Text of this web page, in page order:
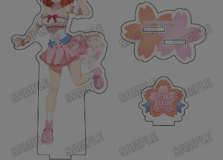
商品
セール
ランキン
グ
NEW
OX